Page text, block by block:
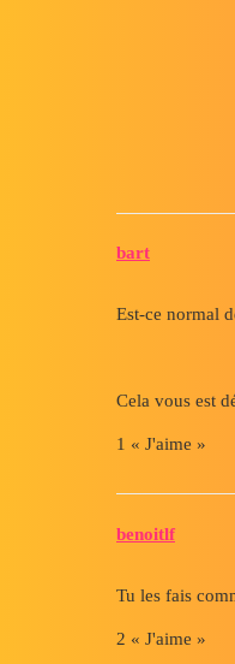
bart
Est-ce normal
Cela vous est
1 « J'aime »
benoitlf
Tu les fais
2 « J'aime »